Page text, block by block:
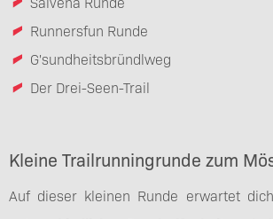
Runnersfun Runde
G'sundheitsbründlweg
Der Drei-Seen-Trail
Kleine Trailrunningrunde zum
Auf dieser kleinen Runde erwartet